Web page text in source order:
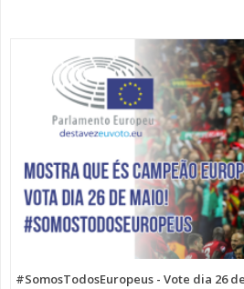
#SomosTodosEuropeus - Vote dia 26